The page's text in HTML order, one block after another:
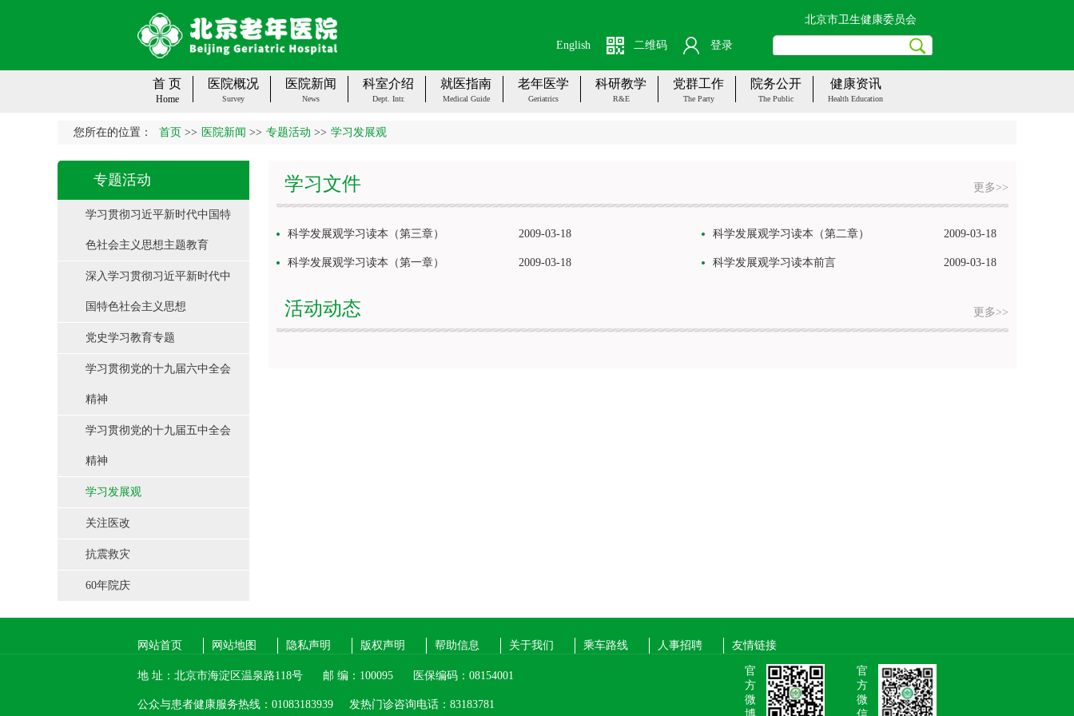
北京市卫生健康委员会
二维码 登录
English
首 页
Home
医院概况
Survey
医院新闻
News
科室介绍
Dept. Intr.
就医指南
Medical Guide
老年医学
Geriatrics
科研教学
R&E
党群工作
The Party
院务公开
The Public
健康资讯
Health Education
您所在的位置： 首页 >> 医院新闻 >> 专题活动 >> 学习发展观
专题活动
学习贯彻习近平新时代中国特
色社会主义思想主题教育
深入学习贯彻习近平新时代中
国特色社会主义思想
党史学习教育专题
学习贯彻党的十九届六中全会
精神
学习贯彻党的十九届五中全会
精神
学习发展观
关注医改
抗震救灾
60年院庆
更多>>
学习文件
2009-03-18
科学发展观学习读本（第三章） 2009-03-18
科学发展观学习读本（第二章）
2009-03-18
科学发展观学习读本（第一章） 2009-03-18
科学发展观学习读本前言
更多>>
活动动态
网站首页 网站地图 隐私声明 版权声明 帮助信息 关于我们 乘车路线 人事招聘 友情链接
地 址：北京市海淀区温泉路118号 邮 编：100095 医保编码：08154001
公众与患者健康服务热线：01083183939 发热门诊咨询电话：83183781
官
方
微
官
方
微